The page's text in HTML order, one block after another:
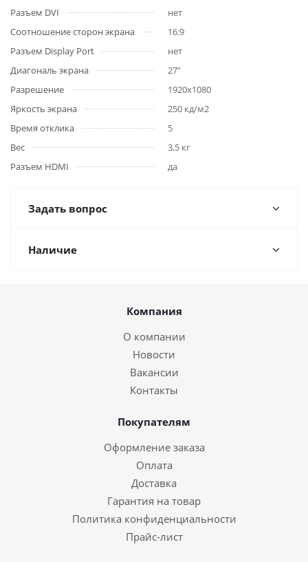
Разъем DVI
нет
Соотношение сторон экрана
16:9
Разъем Display Port
нет
Диагональ экрана
27"
Разрешение
1920x1080
Яркость экрана
250 кд/м2
Время отклика
5
Вес
3,5 кг
Разъем HDMI
да
Задать вопрос
Наличие
Компания
О компании
Новости
Вакансии
Контакты
Покупателям
Оформление заказа
Оплата
Доставка
Гарантия на товар
Политика конфиденциальности
Прайс-лист